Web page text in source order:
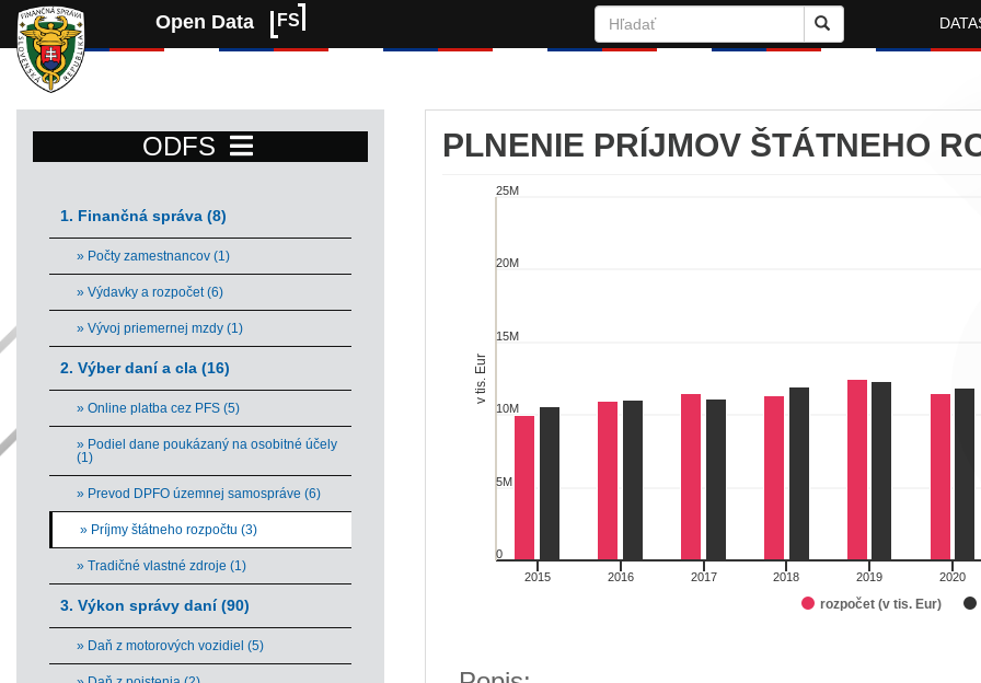
Open Data FS
ODFS
1. Finančná správa (8)
» Počty zamestnancov (1)
» Výdavky a rozpočet (6)
» Vývoj priemernej mzdy (1)
2. Výber daní a cla (16)
» Online platba cez PFS (5)
» Podiel dane poukázaný na osobitné účely
(1)
» Prevod DPFO územnej samospráve (6)
» Príjmy štátneho rozpočtu (3)
» Tradičné vlastné zdroje (1)
3. Výkon správy daní (90)
» Daň z motorových vozidiel (5)
PLNENIE PRÍJMOV ŠTÁTNEHO
Bar chart with 2 data series.
v tis. Eur
rozpočet (v tis. Eur)
2015 2016 2017 2018 2019 2020
0
5M
10M
15M
20M
25M